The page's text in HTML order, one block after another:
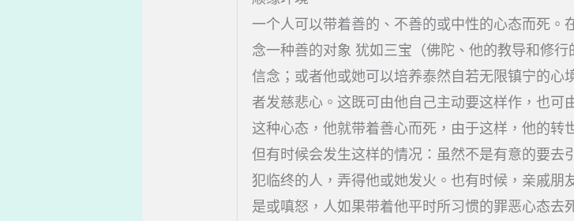
一个人可以带着善的、不善的或中性的心态而死。
念一种善的对象 犹如三宝（佛陀、他的教导和修
信念；或者他或她可以培养泰然自若无限镇宁的
者发慈悲心。这既可由他自己主动要这样作，也可
这种心态，他就带着善心而死，由于这样，他的转
但有时候会发生这样的情况：虽然不是有意的要去
犯临终的人，弄得他或她发火。也有时候，亲戚
是或嗔怒，人如果带着他平时所习惯的罪恶心态去